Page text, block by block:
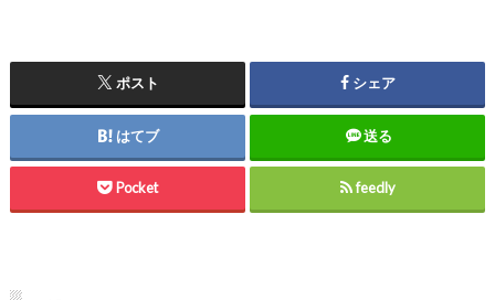
ポスト シェア
はてブ 送る
Pocket feedly